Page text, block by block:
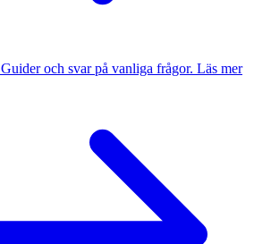
Guider och svar på vanliga frågor. Läs mer